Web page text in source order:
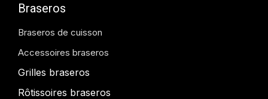
Braseros
Braseros de cuisson
Accessoires braseros
Grilles braseros
Rôtissoires braseros